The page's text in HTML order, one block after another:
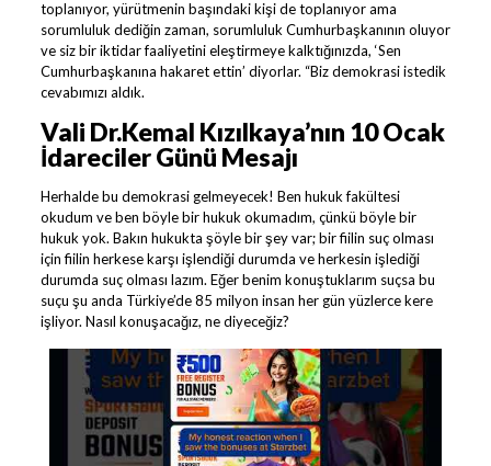
toplanıyor, yürütmenin başındaki kişi de toplanıyor ama
sorumluluk dediğin zaman, sorumluluk Cumhurbaşkanının oluyor
ve siz bir iktidar faaliyetini eleştirmeye kalktığınızda, ‘Sen
Cumhurbaşkanına hakaret ettin’ diyorlar. “Biz demokrasi istedik
cevabımızı aldık.
Vali Dr.Kemal Kızılkaya’nın 10 Ocak
İdareciler Günü Mesajı
Herhalde bu demokrasi gelmeyecek! Ben hukuk fakültesi
okudum ve ben böyle bir hukuk okumadım, çünkü böyle bir
hukuk yok. Bakın hukukta şöyle bir şey var; bir fiilin suç olması
için fiilin herkese karşı işlendiği durumda ve herkesin işlediği
durumda suç olması lazım. Eğer benim konuştuklarım suçsa bu
suçu şu anda Türkiye’de 85 milyon insan her gün yüzlerce kere
işliyor. Nasıl konuşacağız, ne diyeceğiz?